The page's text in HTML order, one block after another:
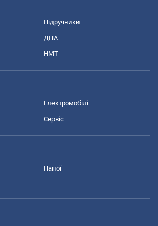
Підручники
ДПА
НМТ
Електромобілі
Сервіс
Напої